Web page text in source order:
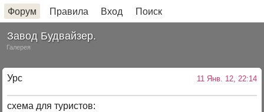
Форум Правила Вход Поиск
Завод Будвайзер.
Галерея
Урс 11 Янв. 12, 22:14
схема для туристов: